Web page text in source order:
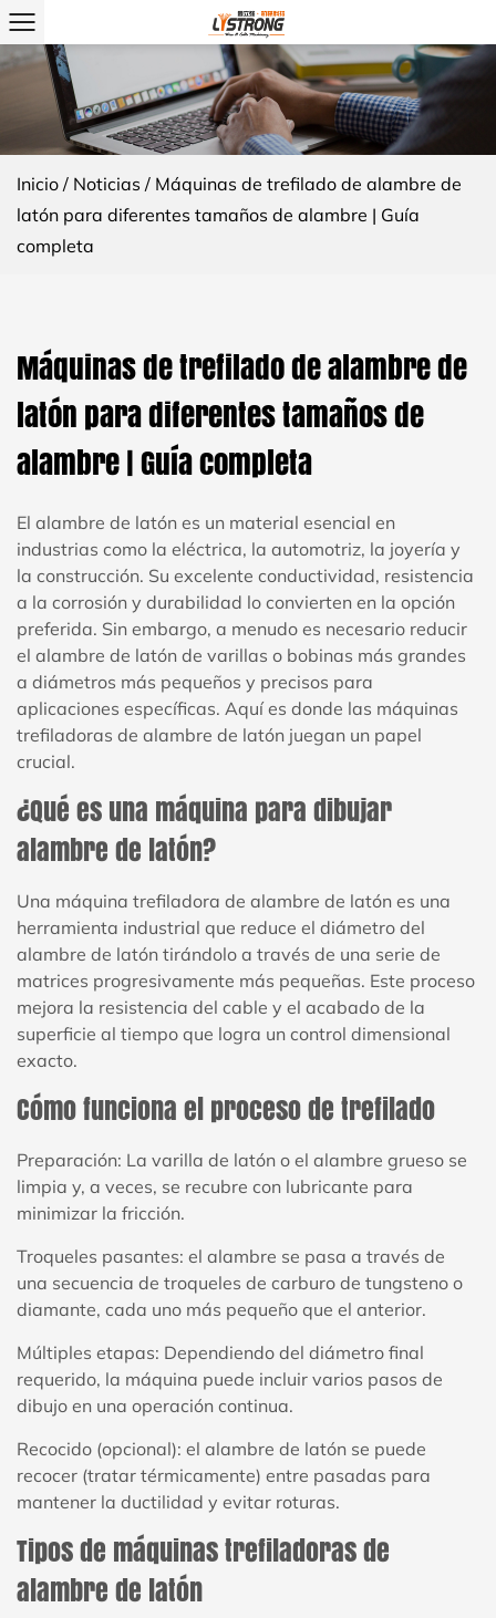
Inicio / Noticias / Máquinas de trefilado de alambre de
latón para diferentes tamaños de alambre | Guía
completa
Máquinas de trefilado de alambre de
latón para diferentes tamaños de
alambre | Guía completa
El alambre de latón es un material esencial en
industrias como la eléctrica, la automotriz, la joyería y
la construcción. Su excelente conductividad, resistencia
a la corrosión y durabilidad lo convierten en la opción
preferida. Sin embargo, a menudo es necesario reducir
el alambre de latón de varillas o bobinas más grandes
a diámetros más pequeños y precisos para
aplicaciones específicas. Aquí es donde las máquinas
trefiladoras de alambre de latón juegan un papel
crucial.
¿Qué es una máquina para dibujar
alambre de latón?
Una máquina trefiladora de alambre de latón es una
herramienta industrial que reduce el diámetro del
alambre de latón tirándolo a través de una serie de
matrices progresivamente más pequeñas. Este proceso
mejora la resistencia del cable y el acabado de la
superficie al tiempo que logra un control dimensional
exacto.
Cómo funciona el proceso de trefilado
Preparación: La varilla de latón o el alambre grueso se
limpia y, a veces, se recubre con lubricante para
minimizar la fricción.
Troqueles pasantes: el alambre se pasa a través de
una secuencia de troqueles de carburo de tungsteno o
diamante, cada uno más pequeño que el anterior.
Múltiples etapas: Dependiendo del diámetro final
requerido, la máquina puede incluir varios pasos de
dibujo en una operación continua.
Recocido (opcional): el alambre de latón se puede
recocer (tratar térmicamente) entre pasadas para
mantener la ductilidad y evitar roturas.
Tipos de máquinas trefiladoras de
alambre de latón